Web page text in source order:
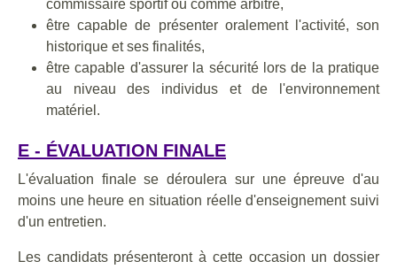
commissaire sportif ou comme arbitre,
être capable de présenter oralement l'activité, son
historique et ses finalités,
être capable d'assurer la sécurité lors de la pratique
au niveau des individus et de l'environnement
matériel.
E - ÉVALUATION FINALE
L'évaluation finale se déroulera sur une épreuve d'au
moins une heure en situation réelle d'enseignement suivi
d'un entretien.
Les candidats présenteront à cette occasion un dossier